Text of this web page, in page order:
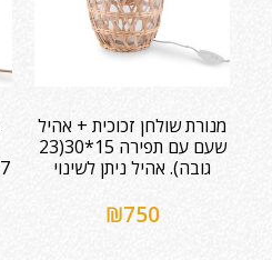
מנורת שולחן זכוכית + אהיל
שעם עם תפירה 15*30(23
גובה). אהיל ניתן לשינוי
₪750